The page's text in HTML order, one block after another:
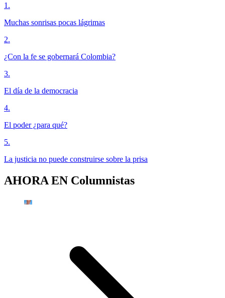
1 .
Muchas sonrisas pocas lágrimas
2.
¿Con la fe se gobernará Colombia?
3.
El día de la democracia
4.
El poder ¿para qué?
5.
La justicia no puede construirse sobre la prisa
AHORA EN Columnistas